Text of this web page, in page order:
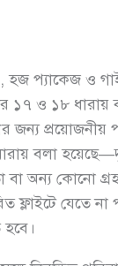
হজ প্যাকেজ ও
ও ১৮ ধারায়
জন্য প্রয়োজনীয়
বলা
বা অন্য কোনো
ফ্লাইটে যেতে
হবে।